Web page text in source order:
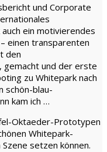
und Corporate
ein motivierendes
einen transparenten
den
gemacht und der erste
zu Whitepark nach
schön-blau-
kam ich …
Oktaeder-Prototypen
Whitepark-
setzen können.